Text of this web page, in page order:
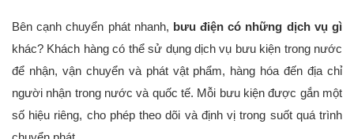
Bên cạnh chuyển phát nhanh,
khác? Khách hàng có thể sử dụng dịch vụ bưu kiện trong nước
để nhận, vận chuyển và phát vật phẩm, hàng hóa đến địa chỉ
người nhận trong nước và quốc tế. Mỗi bưu kiện được gắn một
số hiệu riêng, cho phép theo dõi và định vị trong suốt quá trình